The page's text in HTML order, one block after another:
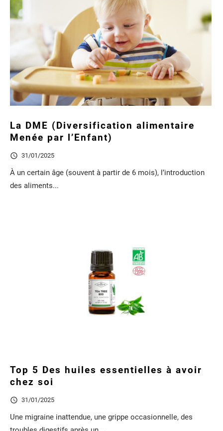
La DME (Diversification alimentaire
Menée par l’Enfant)
 31/01/2025
À un certain âge (souvent à partir de 6 mois), l’introduction
des aliments...
Top 5 Des huiles essentielles à avoir
chez soi
 31/01/2025
Une migraine inattendue, une grippe occasionnelle, des